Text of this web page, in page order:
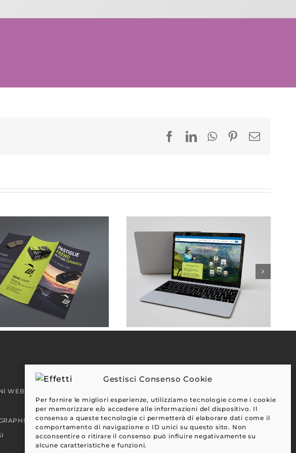
Gestisci Consenso Cookie
Per fornire le migliori esperienze, utilizziamo tecnologie come i cookie
per memorizzare e/o accedere alle informazioni del dispositivo. Il
consenso a queste tecnologie ci permetterà di elaborare dati come il
comportamento di navigazione o ID unici su questo sito. Non
acconsentire o ritirare il consenso può influire negativamente su
alcune caratteristiche e funzioni.
Facebook
LinkedInWhatsApp
Pinterest
WEB
CLIENTI
BLOG
CONTATTI